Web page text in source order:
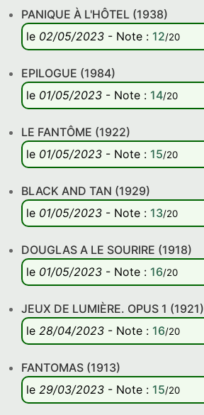
PANIQUE À L'HÔTEL (1938)
le 02/05/2023 - Note : 12/20
EPILOGUE (1984)
le 01/05/2023 - Note : 14/20
LE FANTÔME (1922)
le 01/05/2023 - Note : 15/20
BLACK AND TAN (1929)
le 01/05/2023 - Note : 13/20
DOUGLAS A LE SOURIRE (1918)
le 01/05/2023 - Note : 16/20
JEUX DE LUMIÈRE. OPUS 1 (1921)
le 28/04/2023 - Note : 16/20
FANTOMAS (1913)
le 29/03/2023 - Note : 15/20